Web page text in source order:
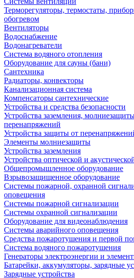
Терморегуляторы, термостаты,
обогревом
Вентиляторы
Водоснабжение
Водонагреватели
Система водяного отопления
Оборудование для сауны (бани)
Сантехника
Радиаторы, конвекторы
Канализационная система
Компенсаторы сантехнические
Устройства и средства безопасности
Устройства заземления,
перенапряжений
Устройства защиты от
Элементы молниезащиты
Устройства заземления
Устройства оптической и
Общепромышленное оборудование
Взрывозащищенное оборудование
Системы пожарной, охранной
оповещения
Системы пожарной сигнализации
Системы охранной сигнализации
Оборудование для видеонаблюдения
Системы аварийного оповещения
Средства пожаротушения и первой
Система водяного пожаротушения
Генераторы электроэнергии и
Батарейки, аккумуляторы, зарядные
Зарядные устройства